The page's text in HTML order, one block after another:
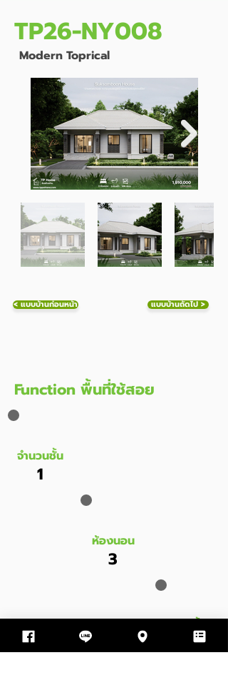
TP26-NY008
Modern Toprical
< แบบบ้านก่อนหน้า แบบบ้านถัดไป >
Function พื้นที่ใช้สอย
จำนวนชั้น
1
ห้องนอน
3
ห้องน้ำ